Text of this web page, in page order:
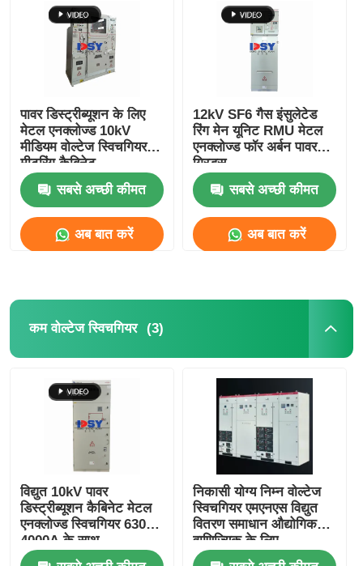
उत्पाद
वीडियो
पावर डिस्ट्रीब्यूशन के लिए
मेटल एनक्लोज्ड 10kV
मीडियम वोल्टेज स्विचगियर
मीटरिंग कैबिनेट
सबसे अच्छी कीमत
अब बात करें
12kV SF6 गैस इंसुलेटेड
रिंग मेन यूनिट RMU मेटल
एनक्लोज्ड फॉर अर्बन पावर
ग्रिड्स
सबसे अच्छी कीमत
अब बात करें
कम वोल्टेज स्विचगियर (3)
विद्युत 10kV पावर
डिस्ट्रीब्यूशन कैबिनेट मेटल
एनक्लोज्ड स्विचगियर 630A-
4000A के साथ
निकासी योग्य निम्न वोल्टेज
स्विचगियर एमएनएस विद्युत
वितरण समाधान औद्योगिक
वाणिज्यिक के लिए